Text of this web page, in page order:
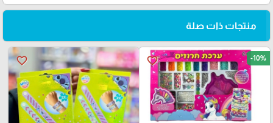
منتجات ذات صلة
favorite_border -10%
favorite_border